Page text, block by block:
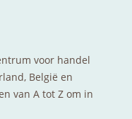
voor handel
België en
van A tot Z om in